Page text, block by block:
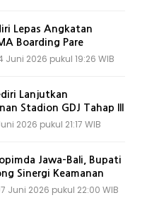
Lepas Angkatan
Boarding Pare
Juni 2026 pukul 19:26 WIB
Lanjutkan
Stadion GDJ Tahap III
2026 pukul 21:17 WIB
Jawa-Bali, Bupati
Sinergi Keamanan
Juni 2026 pukul 22:00 WIB